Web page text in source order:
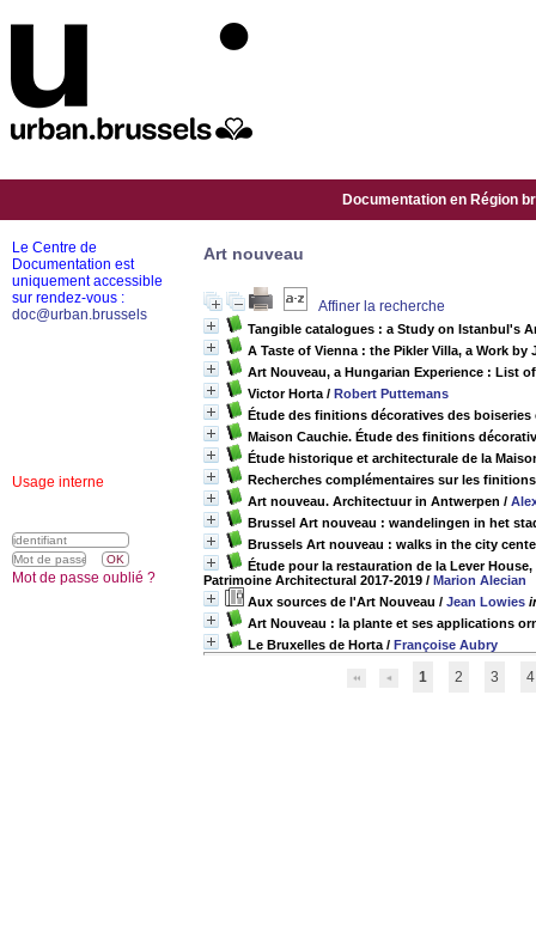
Documentation en Région
Art nouveau
Affiner la recherche
Tangible catalogues : a Study on Istanbul's
A Taste of Vienna : the Pikler Villa, a Work
Art Nouveau, a Hungarian Experience : List
Victor Horta / Robert Puttemans
Étude des finitions décoratives des boiseries
Maison Cauchie. Étude des finitions
Étude historique et architecturale de la
Recherches complémentaires sur les
Art nouveau. Architectuur in Antwerpen /
Brussel Art nouveau : wandelingen in het
Brussels Art nouveau : walks in the city
Étude pour la restauration de la Lever
Patrimoine Architectural 2017-2019 / Marion Alecian
Aux sources de l'Art Nouveau / Jean Lowies
Art Nouveau : la plante et ses applications
Le Bruxelles de Horta / Françoise Aubry
1 2 3 4
Le Centre de
Documentation est
uniquement accessible
sur rendez-vous :
doc@urban.brussels
Usage interne
Mot de passe oublié ?